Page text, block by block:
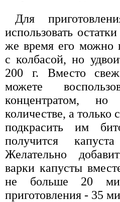
Для
использовать
же время его можно
с колбасой, но
200 г. Вместо
можете
концентратом,
количестве, а только
подкрасить им
получится
Желательно
варки капусты
не больше 20
приготовления - 35